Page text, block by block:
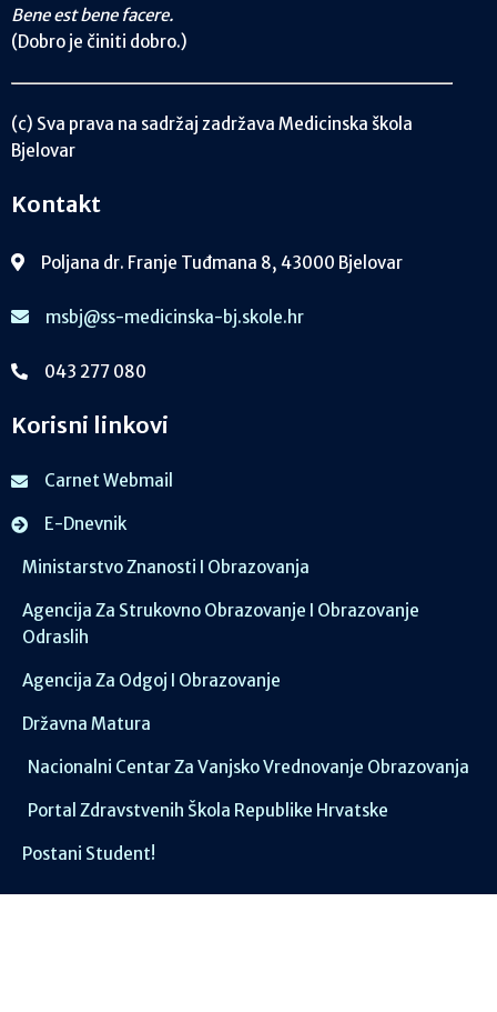
Bene est bene facere.
(Dobro je činiti dobro.)
(c) Sva prava na sadržaj zadržava Medicinska škola
Bjelovar
Kontakt
Poljana dr. Franje Tuđmana 8, 43000 Bjelovar
msbj@ss-medicinska-bj.skole.hr
043 277 080
Korisni linkovi
Carnet Webmail
E-Dnevnik
Ministarstvo Znanosti I Obrazovanja
Agencija Za Strukovno Obrazovanje I Obrazovanje
Odraslih
Agencija Za Odgoj I Obrazovanje
Državna Matura
Nacionalni Centar Za Vanjsko Vrednovanje Obrazovanja
Portal Zdravstvenih Škola Republike Hrvatske
Postani Student!